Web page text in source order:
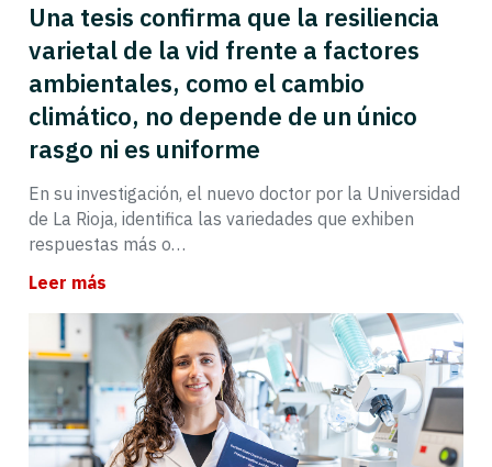
Una tesis confirma que la resiliencia
varietal de la vid frente a factores
ambientales, como el cambio
climático, no depende de un único
rasgo ni es uniforme
En su investigación, el nuevo doctor por la Universidad
de La Rioja, identifica las variedades que exhiben
respuestas más o…
Leer más